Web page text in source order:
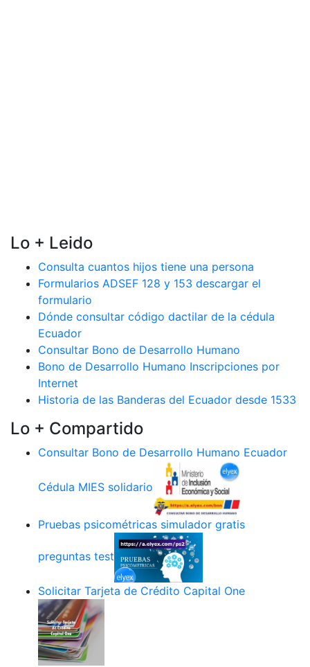
Lo + Leido
Consulta cuantos hijos tiene una persona
Formularios ADSEF 128 y 153 descargar el
formulario
Dónde consultar código dactilar de la cédula
Ecuador
Consultar Bono de Desarrollo Humano
Bono de Desarrollo Humano Inscripciones por
Internet
Historia de las Banderas del Ecuador desde 1533
Lo + Compartido
Consultar Bono de Desarrollo Humano Ecuador
Cédula MIES solidario
Pruebas psicométricas simulador gratis
preguntas test
Solicitar Tarjeta de Crédito Capital One